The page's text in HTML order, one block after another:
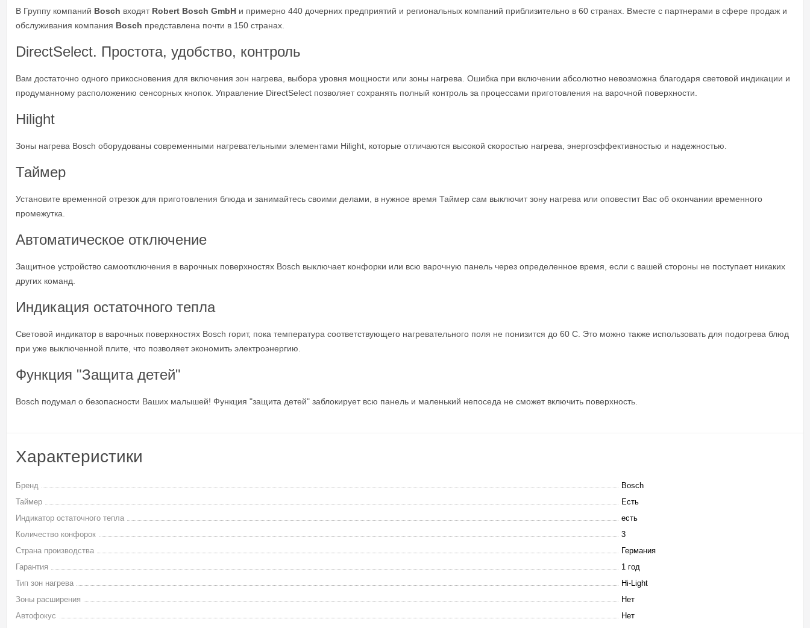
В Группу компаний Bosch входят Robert Bosch GmbH и примерно 440 дочерних предприятий и региональных компаний приблизительно в 60 странах. Вместе с партнерами в сфере продаж и
обслуживания компания Bosch представлена почти в 150 странах.
DirectSelect. Простота, удобство, контроль
Вам достаточно одного прикосновения для включения зон нагрева, выбора уровня мощности или зоны нагрева. Ошибка при включении абсолютно невозможна благодаря световой индикации и
продуманному расположению сенсорных кнопок. Управление DirectSelect позволяет сохранять полный контроль за процессами приготовления на варочной поверхности.
Hilight
Зоны нагрева Bosch оборудованы современными нагревательными элементами Hilight, которые отличаются высокой скоростью нагрева, энергоэффективностью и надежностью.
Таймер
Установите временной отрезок для приготовления блюда и занимайтесь своими делами, в нужное время Таймер сам выключит зону нагрева или оповестит Вас об окончании временного
промежутка.
Автоматическое отключение
Защитное устройство самоотключения в варочных поверхностях Bosch выключает конфорки или всю варочную панель через определенное время, если с вашей стороны не поступает никаких
других команд.
Индикация остаточного тепла
Световой индикатор в варочных поверхностях Bosch горит, пока температура соответствующего нагревательного поля не понизится до 60 С. Это можно также использовать для подогрева блюд
при уже выключенной плите, что позволяет экономить электроэнергию.
Функция "Защита детей"
Bosch подумал о безопасности Ваших малышей! Функция "защита детей" заблокирует всю панель и маленький непоседа не сможет включить поверхность.
Характеристики
Бренд
Bosch
Таймер
Есть
Индикатор остаточного тепла
есть
Количество конфорок
3
Страна производства
Германия
Гарантия
1 год
Тип зон нагрева
Hi-Light
Зоны расширения
Нет
Автофокус
Нет